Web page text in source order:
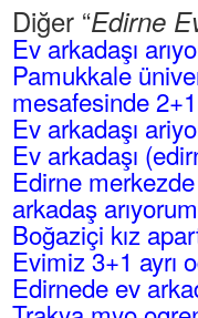
Diğer “Edirne
Ev arkadaşı
Pamukkale
mesafesinde
Ev arkadaşı
Ev arkadaşı
Edirne
arkadaş arıyorum
Boğaziçi kız
Evimiz 3+1 ayrı
Edirnede ev